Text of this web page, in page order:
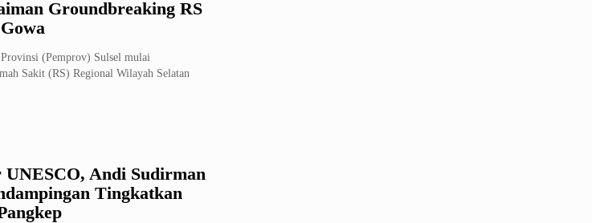
Groundbreaking RS
(Pemprov) Sulsel mulai
Sakit (RS) Regional Wilayah Selatan
UNESCO, Andi Sudirman
Tingkatkan